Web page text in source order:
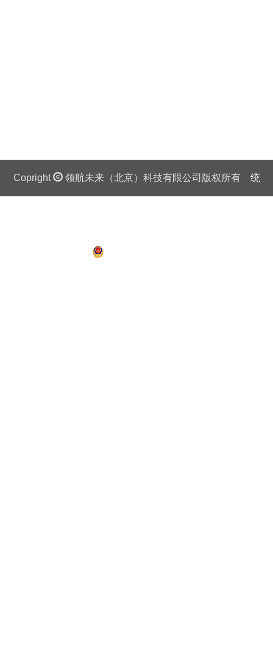
Copright 领航未来（北京）科技有限公司版权所有 统